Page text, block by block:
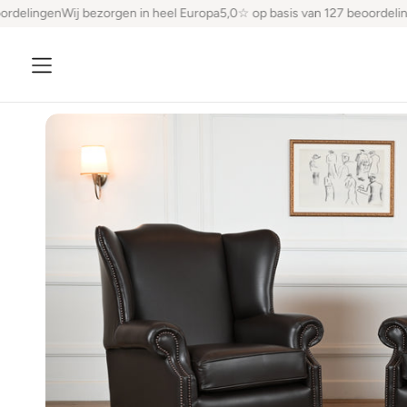
Wij bezorgen in heel Europa5,0☆ op basis van 127